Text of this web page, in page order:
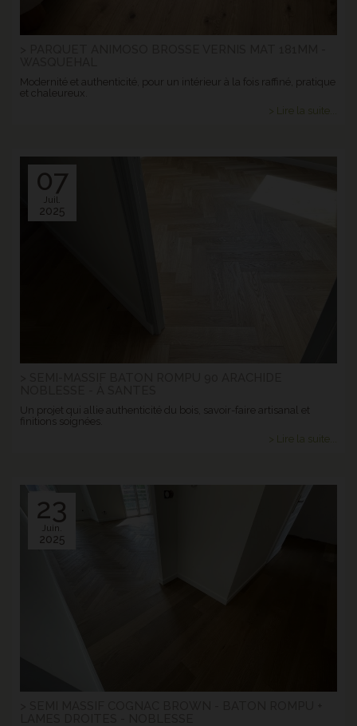
Modernité et authenticité, pour un intérieur à la fois raffiné, pratique
et chaleureux.
> Lire la suite...
07
Juil.
2025
Un projet qui allie authenticité du bois, savoir-faire artisanal et
finitions soignées.
> Lire la suite...
23
Juin.
2025